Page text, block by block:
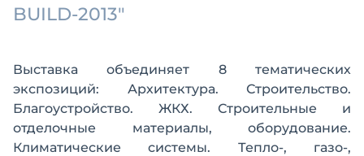
BUILD-2013"
Выставка объединяет 8 тематических
экспозиций: Архитектура. Строительство.
Благоустройство. ЖКХ. Строительные и
отделочные материалы, оборудование.
Климатические системы. Тепло-, газо-,